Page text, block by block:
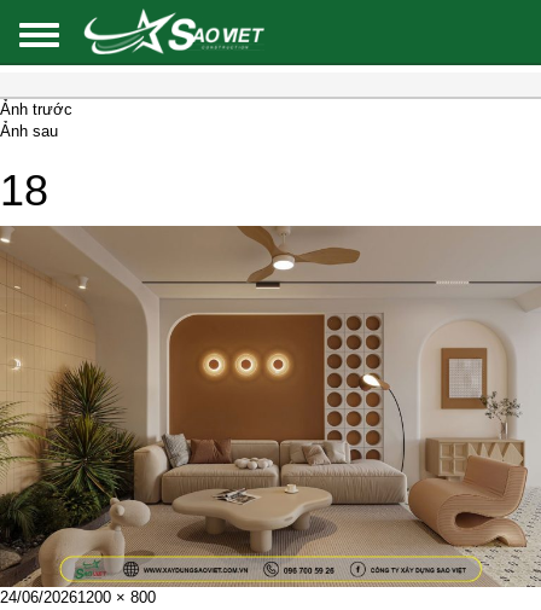
Ảnh trước
Ảnh sau
18
Đăng
24/06/2026Kích
1200 × 800